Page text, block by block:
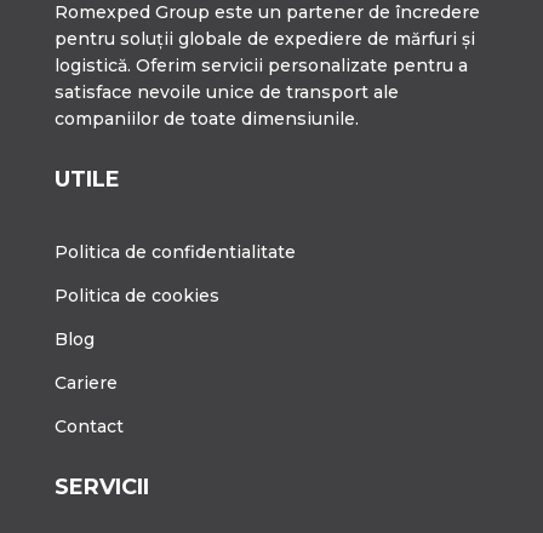
Romexped Group este un partener de încredere
pentru soluții globale de expediere de mărfuri și
logistică. Oferim servicii personalizate pentru a
satisface nevoile unice de transport ale
companiilor de toate dimensiunile.
UTILE
Politica de confidentialitate
Politica de cookies
Blog
Cariere
Contact
SERVICII